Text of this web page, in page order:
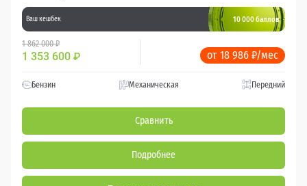
Ваш кешбек 10 000 баллов
1 862 000 ₽
1 353 600 ₽ от 18 986 ₽/мес
Бензин Механическая Передний
Сравнить
Подробнее